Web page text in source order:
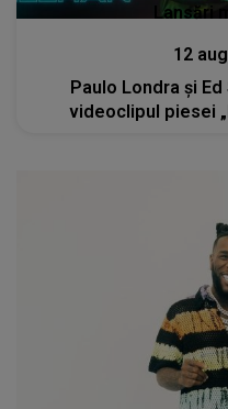
Lansări
12
Paulo Londra și
videoclipul piesei